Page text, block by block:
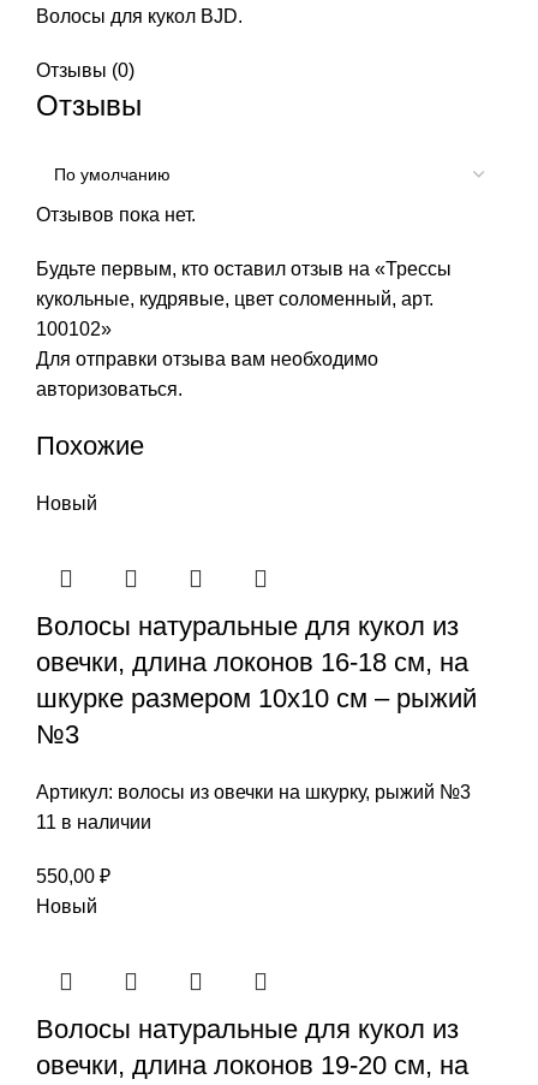
Волосы для кукол BJD.
Отзывы (0)
Отзывы
Отзывов пока нет.
Будьте первым, кто оставил отзыв на «Трессы
кукольные, кудрявые, цвет соломенный, арт.
100102»
Для отправки отзыва вам необходимо
авторизоваться.
Похожие
Новый
Волосы натуральные для кукол из
овечки, длина локонов 16-18 см, на
шкурке размером 10х10 см – рыжий
№3
Артикул: волосы из овечки на шкурку, рыжий №3
11 в наличии
550,00 ₽
Новый
Волосы натуральные для кукол из
овечки, длина локонов 19-20 см, на